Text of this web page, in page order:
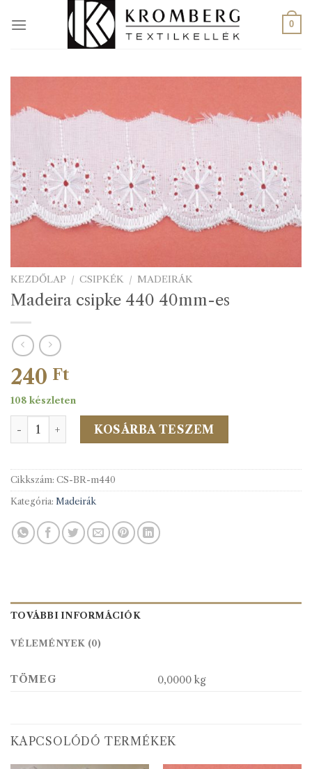
0
KEZDŐLAP / CSIPKÉK / MADEIRÁK
Madeira csipke 440 40mm-es
240 Ft
108 készleten
Madeira csipke 440 40mm-es mennyiség
KOSÁRBA TESZEM
Cikkszám: CS-BR-m440
Kategória: Madeirák
TOVÁBBI INFORMÁCIÓK
VÉLEMÉNYEK (0)
TÖMEG 0,0000 kg
KAPCSOLÓDÓ TERMÉKEK